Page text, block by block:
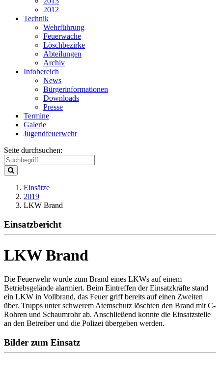
2012
Technik
Wehrführung
Feuerwache
Löschbezirke
Abteilungen
Archiv
Infobereich
News
Bürgerinformationen
Downloads
Presse
Termine
Galerie
Jugendfeuerwehr
Seite durchsuchen:
Einsätze
2019
LKW Brand
Einsatzbericht
LKW Brand
Die Feuerwehr wurde zum Brand eines LKWs auf einem
Betriebsgelände alarmiert. Beim Eintreffen der Einsatzkräfte stand
ein LKW in Vollbrand, das Feuer griff bereits auf einen Zweiten
über. Trupps unter schwerem Atemschutz löschten den Brand mit C-
Rohren und Schaumrohr ab. Anschließend konnte die Einsatzstelle
an den Betreiber und die Polizei übergeben werden.
Bilder zum Einsatz